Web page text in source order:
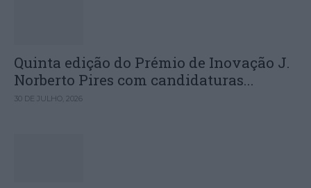
Quinta edição do Prémio de Inovação J.
Norberto Pires com candidaturas...
30 DE JULHO, 2026